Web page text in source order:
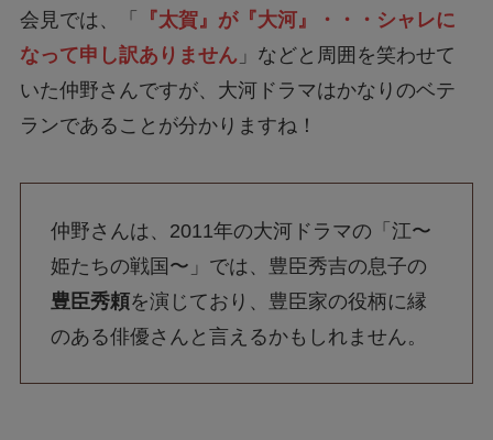
会見では、「
『太賀』が『大河』・・・シャレに
なって申し訳ありません 」などと周囲を笑わせて
いた仲野さんですが、大河ドラマはかなりのベテ
ランであることが分かりますね！
仲野さんは、2011年の大河ドラマの「江〜
姫たちの戦国〜」では、豊臣秀吉の息子の
豊臣秀頼を演じており、豊臣家の役柄に縁
のある俳優さんと言えるかもしれません。